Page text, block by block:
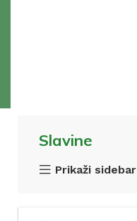
Slavine
Prikaži sidebar